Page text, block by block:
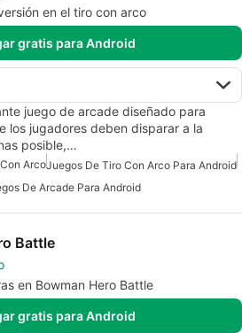
en el tiro con arco
gratis para Android
juego de arcade diseñado para
los jugadores deben disparar a la
posible,…
ArcoJuegos De Tiro Con Arco Para Android
De Arcade Para Android
Battle
en Bowman Hero Battle
gratis para Android